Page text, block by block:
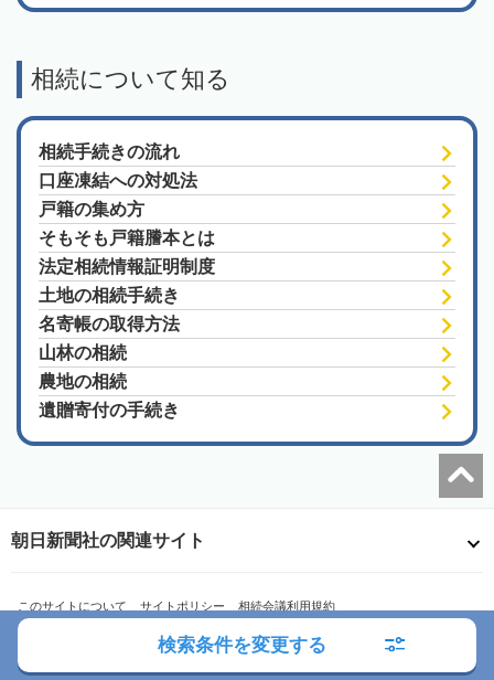
相続について知る
相続手続きの流れ
口座凍結への対処法
戸籍の集め方
そもそも戸籍謄本とは
法定相続情報証明制度
土地の相続手続き
名寄帳の取得方法
山林の相続
農地の相続
遺贈寄付の手続き
検索条件を変更する
朝日新聞社の関連サイト
このサイトについて サイトポリシー 相続会議利用規約
相続会議プライバシーポリシー 利用者情報の外部送信 プライバシーポータル
運営会社